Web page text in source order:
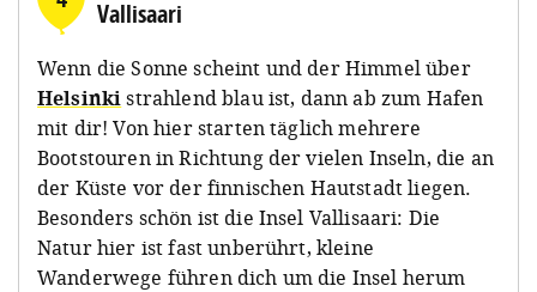
Vallisaari
Wenn die Sonne scheint und der Himmel über
Helsinkistrahlend blau ist, dann ab zum Hafen
mit dir! Von hier starten täglich mehrere
Bootstouren in Richtung der vielen Inseln, die an
der Küste vor der finnischen Hautstadt liegen.
Besonders schön ist die Insel Vallisaari: Die
Natur hier ist fast unberührt, kleine
Wanderwege führen dich um die Insel herum